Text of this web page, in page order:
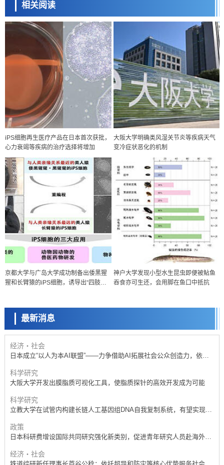
相关阅读
iPS细胞再生医疗产品在日本首次获批，
心力衰竭等疾病的治疗选择将增加
大阪大学明确类风湿关节炎等疾病天气
变冷症状恶化的机制
京都大学与广岛大学成功制备出倭黑猩
猩和长臂猿的iPS细胞，诱导出“四肢的
神户大学发现小型水生昆虫即便被鲇鱼
吞食亦可生还，会用脚在鱼口中抵抗
最新消息
政策
日本科研费增设国际共同研究强化新类别，促进青年研究人员赴海外开
展研究
科学研究
开发出300亿年仅误差1秒的光晶格钟，构建网络将其打造为下一代社会
基础设施
经济・社会
日本成立“以人为本AI联盟”——力争借助AI拓展社会公众创造力，依托
科学研究
大阪大学开发出膜脂质可视化工具，使脂质探针的高效开发成为可能
科学研究
立教大学在试管内构建长链人工基因组DNA自我复制系统，有望实现携
政策
日本科研费增设国际共同研究强化新类别，促进青年研究人员赴海外开
经济・社会